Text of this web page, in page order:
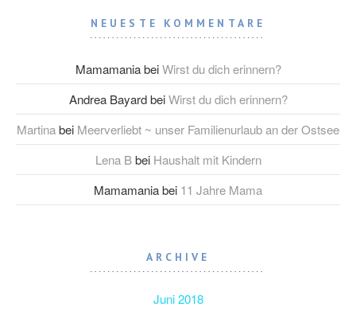
NEUESTE KOMMENTARE
MamamaniabeiWirst du dich erinnern?
Andrea BayardbeiWirst du dich erinnern?
Martinabei Meerverliebt ~ unser Familienurlaub an der Ostsee
Lena Bbei Haushalt mit Kindern
Mamamaniabei 11 Jahre Mama
ARCHIVE
Juni 2018